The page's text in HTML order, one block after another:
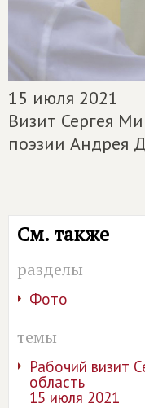
15 июля 2021
Визит Сергея
поэзии Андрея
См. также
разделы
Фото
темы
Рабочий визит
область
15 июля 2021